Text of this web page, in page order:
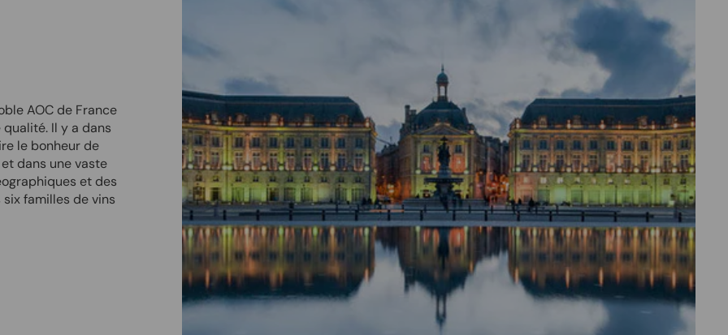
AOC de France
Il y a dans
le bonheur de
dans une vaste
et des
familles de vins